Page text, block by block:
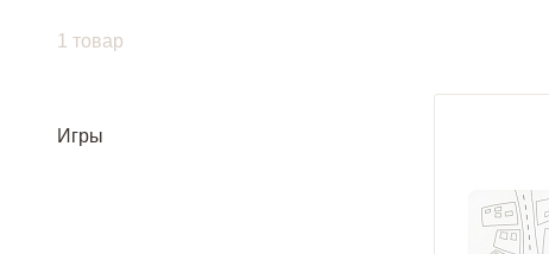
1 товар
Игры